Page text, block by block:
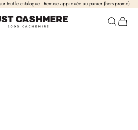
tout le catalogue - Remise appliquée au panier (hors promo)
Cashmere Ouvrir la
Voir